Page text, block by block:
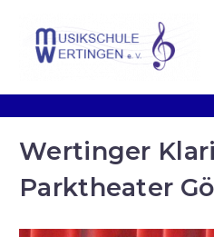
Wertinger
Parktheater